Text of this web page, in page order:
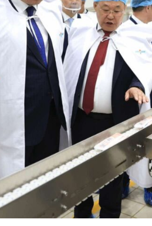
News Week
Magazine PRO